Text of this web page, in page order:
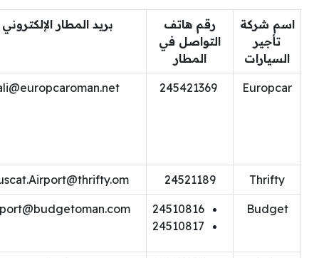
اسم شركة
تأجير
السيارات
رقم هاتف
التواصل في
المطار
بريد المطار الإلكتروني
Europcar
Thrifty
24521189
Budget
24510816
24510817